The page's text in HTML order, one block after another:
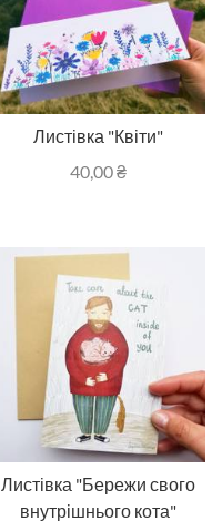
Листівка "Квіти"
40,00₴
Листівка "Бережи свого
внутрішнього кота"